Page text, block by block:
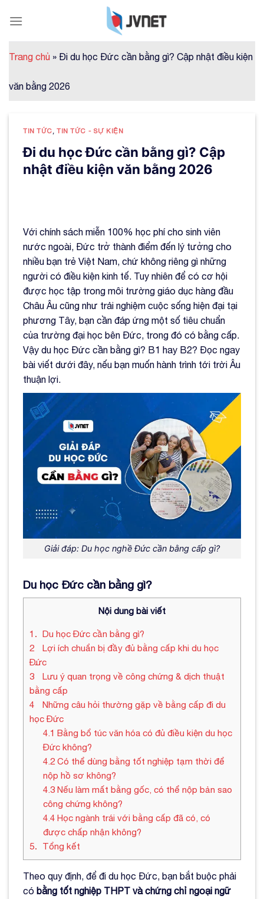
Trang chủ » Đi du học Đức cần bằng gì? Cập nhật điều kiện
văn bằng 2026
TIN TỨC ,TIN TỨC - SỰ KIỆN
Đi du học Đức cần bằng gì? Cập
nhật điều kiện văn bằng 2026
Với chính sách miễn 100% học phí cho sinh viên
nước ngoài, Đức trở thành điểm đến lý tưởng cho
nhiều bạn trẻ Việt Nam, chứ không riêng gì những
người có điều kiện kinh tế. Tuy nhiên để có cơ hội
được học tập trong môi trường giáo dục hàng đầu
Châu Âu cũng như trải nghiệm cuộc sống hiện đại tại
phương Tây, bạn cần đáp ứng một số tiêu chuẩn
của trường đại học bên Đức, trong đó có bằng cấp.
Vậy du học Đức cần bằng gì? B1 hay B2? Đọc ngay
bài viết dưới đây, nếu bạn muốn hành trình tới trời Âu
thuận lợi.
Giải đáp: Du học nghề Đức cần bằng cấp gì?
Du học Đức cần bằng gì?
Nội dung bài viết
1
Du học Đức cần bằng gì?
2
Lợi ích chuẩn bị đầy đủ bằng cấp khi du học
Đức
3
Lưu ý quan trọng về công chứng & dịch thuật
bằng cấp
4
Những câu hỏi thường gặp về bằng cấp đi du
học Đức
4.1 Bằng bổ túc văn hóa có đủ điều kiện du học
Đức không?
4.2Có thể dùng bằng tốt nghiệp tạm thời để
nộp hồ sơ không?
4.3Nếu làm mất bằng gốc, có thể nộp bản sao
công chứng không?
4.4Học ngành trái với bằng cấp đã có, có
được chấp nhận không?
5
Tổng kết
Theo quy định, để đi du học Đức, bạn bắt buộc phải
có bằng tốt nghiệp THPT và chứng chỉ ngoại ngữ